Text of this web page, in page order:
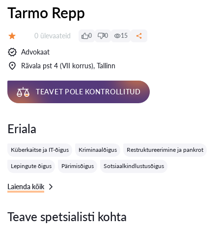
Tarmo Repp
Ülevaateid:
0 ülevaateid 0 0 15
Advokaat
Rävala pst 4 (VII korrus), Tallinn
TEAVET POLE KONTROLLITUD
Eriala
Küberkaitse ja IT-õigus Kriminaalõigus Restruktureerimine ja pankrot
Lepingute õigus Pärimisõigus Sotsiaalkindlustusõigus
Laienda kõik
Teave spetsialisti kohta